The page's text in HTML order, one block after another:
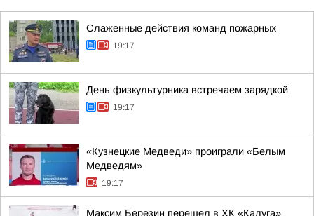
Слаженные действия команд пожарных
19:17
День физкультурника встречаем зарядкой
19:17
«Кузнецкие Медведи» проиграли «Белым
Медведям»
19:17
Максим Березин перешел в ХК «Калуга»